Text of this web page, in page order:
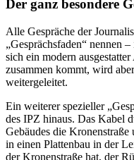
Der ganz besondere
Alle Gespräche der
„Gesprächsfaden“ nennen
sich ein modern
zusammen kommt, wird
weitergeleitet.
Ein weiterer spezieller
des IPZ hinaus. Das Kabel
Gebäudes die
in einen Plattenbau in der
der Kronenstraße hat, der